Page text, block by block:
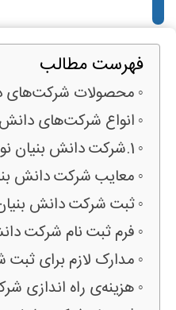
فهرست مطالب
محصولات شرکت‌های
انواع شرکت‌های دانش
1.شرکت دانش بنیان نوپا
معایب شرکت دانش
ثبت شرکت دانش
فرم ثبت نام شرکت
مدارک لازم برای
هزینه‌ی راه اندازی